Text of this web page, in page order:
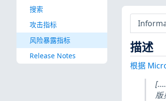
搜索
攻击指标
风险暴露指标
Release Notes
描述
根据
版